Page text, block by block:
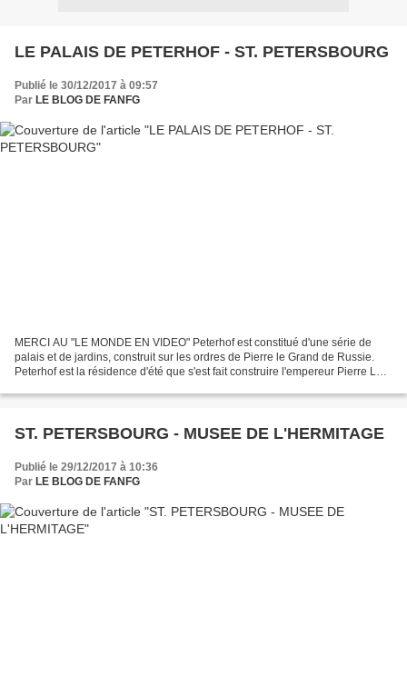
LE PALAIS DE PETERHOF - ST. PETERSBOURG
Publié le 30/12/2017 à 09:57
Par LE BLOG DE FANFG
MERCI AU "LE MONDE EN VIDEO" Peterhof est constitué d'une série de
palais et de jardins, construit sur les ordres de Pierre le Grand de Russie.
Peterhof est la résidence d'été que s'est fait construire l'empereur Pierre Le
ST. PETERSBOURG - MUSEE DE L'HERMITAGE
Publié le 29/12/2017 à 10:36
Par LE BLOG DE FANFG